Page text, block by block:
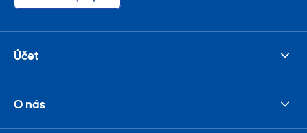
Účet
O nás